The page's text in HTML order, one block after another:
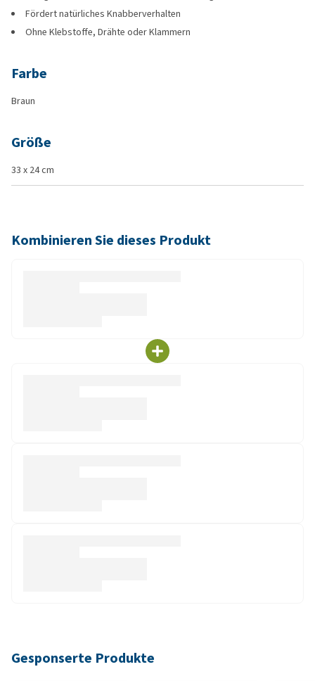
Fördert natürliches Knabberverhalten
Ohne Klebstoffe, Drähte oder Klammern
Farbe
Braun
Größe
33 x 24 cm
Kombinieren Sie dieses Produkt
Gesponserte Produkte